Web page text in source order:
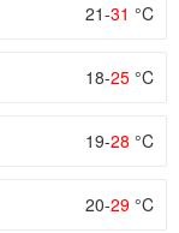
21-31 °C
18-25 °C
19-28 °C
20-29 °C